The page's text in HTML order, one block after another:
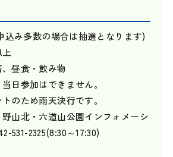
込み多数の場合は抽選となります)
上
、昼食・飲み物
日参加はできません。
のため雨天決行です。
山北・六道山公園インフォメーシ
531-2325(8:30～17:30)